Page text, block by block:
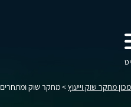
מחקר שוק וייעוץ>מחקר שוק ומתחרים